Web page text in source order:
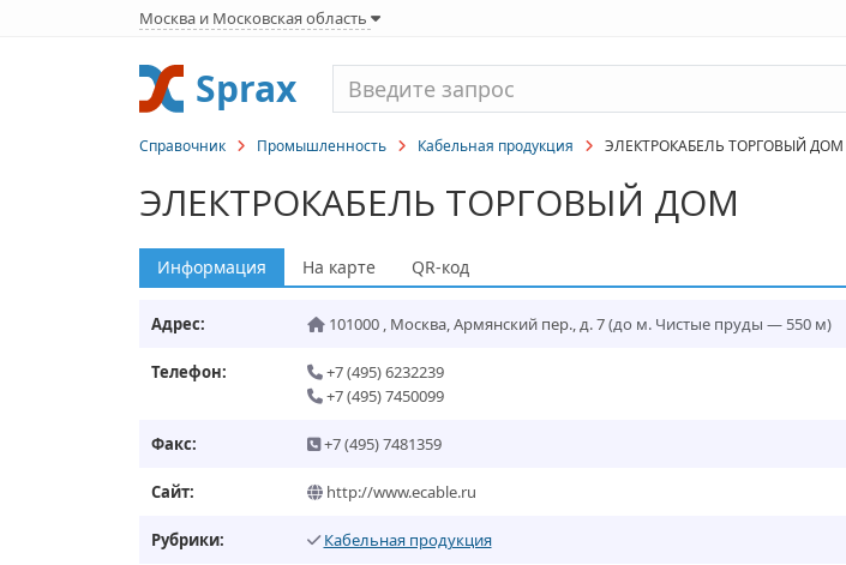
Москва и Московская область
Sprax
Справочник Промышленность Кабельная продукция ЭЛЕКТРОКАБЕЛЬ ТОРГОВЫЙ ДОМ
ЭЛЕКТРОКАБЕЛЬ ТОРГОВЫЙ ДОМ
Информация На карте QR-код
Адрес: 101000, Москва,Армянский пер., д. 7(до м. Чистые пруды — 550 м)
Телефон:
+7 (495) 6232239
+7 (495) 7450099
Факс: +7 (495) 7481359
Сайт: http://www.ecable.ru
Рубрики: Кабельная продукция